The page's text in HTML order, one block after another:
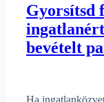
Gyorsítsd
bevételt